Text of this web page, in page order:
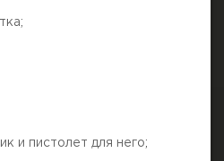
и пистолет для него;